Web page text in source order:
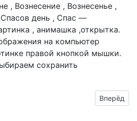
, Вознесение , Вознесенье ,
Спасов день , Спас —
, анимашка ,открытка.
на компьютер
правой кнопкой мышки.
сохранить
Светлое Господне ВознесениеВперёд